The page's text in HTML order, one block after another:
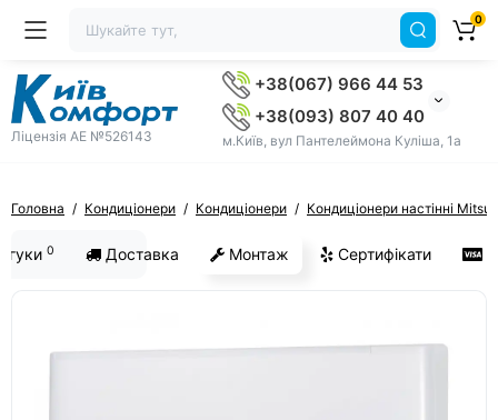
Ліцензія AE №526143
+38(067) 966 44 53
+38(093) 807 40 40
м.Київ, вул Пантелеймона Куліша, 1а
0
Головна Кондиціонери Кондиціонери Кондиціонери настінні
0 Доставка Монтаж Сертифікати